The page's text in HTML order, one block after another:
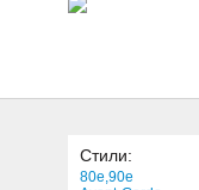
Стили:
80e,90e